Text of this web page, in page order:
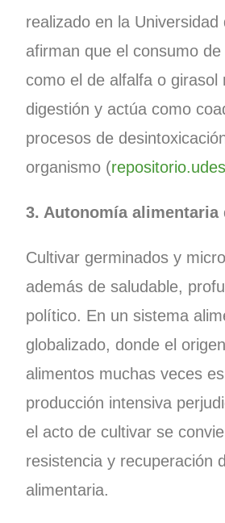
realizado en la Universidad
afirman que el consumo
como el de alfalfa o girasol
digestión y actúa como
procesos de
organismo (
3. Autonomía alimentaria
Cultivar germinados y
además de saludable,
político. En un sistema
globalizado, donde el
alimentos muchas veces
producción intensiva
el acto de cultivar se
resistencia y recuperación
alimentaria.